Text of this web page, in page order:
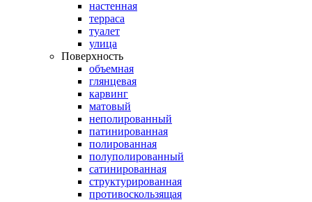
настенная
терраса
туалет
улица
Поверхность
объемная
глянцевая
карвинг
матовый
неполированный
патинированная
полированная
полуполированный
сатинированная
структурированная
противоскользящая